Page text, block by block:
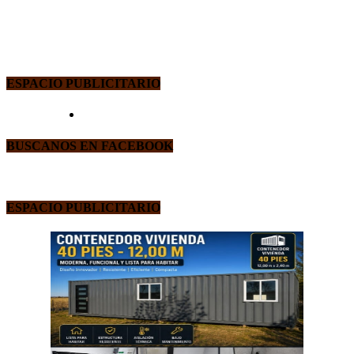
ESPACIO PUBLICITARIO
BUSCANOS EN FACEBOOK
ESPACIO PUBLICITARIO